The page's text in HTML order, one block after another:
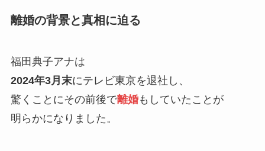
離婚の背景と真相に迫る
福田典子アナは
2024年3月末にテレビ東京を退社し、
驚くことにその前後で離婚もしていたことが
明らかになりました。